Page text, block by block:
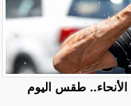
طقس اليوم